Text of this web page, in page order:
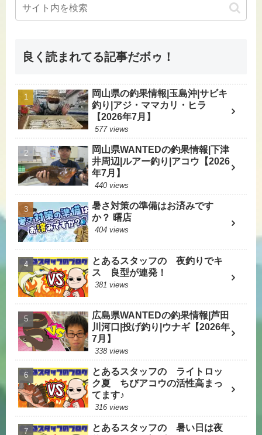
良く読まれてる記事だボゥ！
岡山県の釣果情報|玉島沖|サビキ
釣り|アジ・ママカリ・ヒラ
【2026年7月】
577 views
岡山県WANTEDの釣果情報|下津
井周辺|ルアー釣り|アコウ【2026
年7月】
440 views
暑さ対策の準備はお済みです
か？ 曙店
404 views
とあるスタッフの 夜釣りでキ
ス 良型が連発！
381 views
広島県WANTEDの釣果情報|芦田
川河口|投げ釣り|ウナギ【2026年
7月】
338 views
とあるスタッフの ライトロッ
ク夏 ちびアコウの活性高まっ
てます♪
316 views
とあるスタッフの 暑い日は夜